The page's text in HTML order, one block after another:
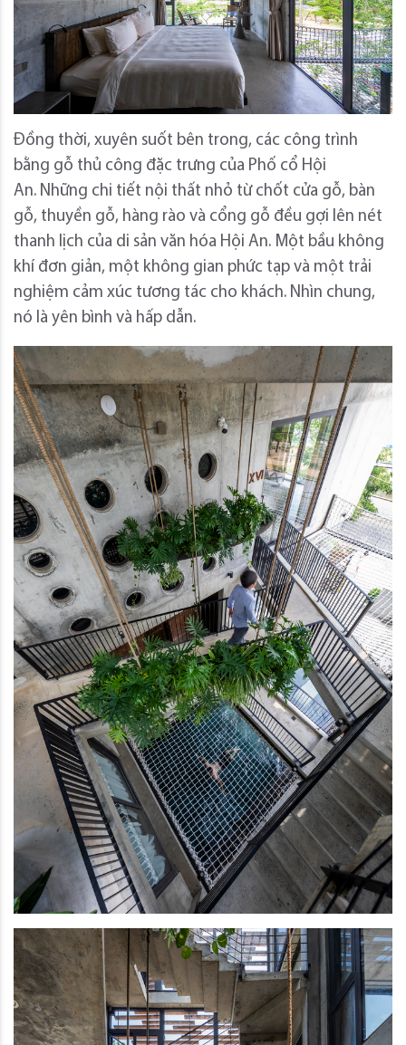
Đồng thời, xuyên suốt bên trong, các công trình
bằng gỗ thủ công đặc trưng của Phố cổ Hội
An. Những chi tiết nội thất nhỏ từ chốt cửa gỗ, bàn
gỗ, thuyền gỗ, hàng rào và cổng gỗ đều gợi lên nét
thanh lịch của di sản văn hóa Hội An. Một bầu không
khí đơn giản, một không gian phức tạp và một trải
nghiệm cảm xúc tương tác cho khách. Nhìn chung,
nó là yên bình và hấp dẫn.